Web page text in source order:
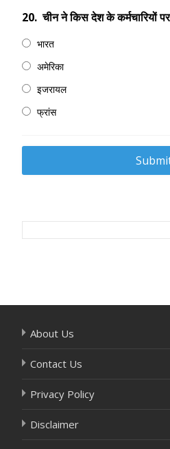
20. चीन ने किस देश के कर्मचारियों
भारत
अमेरिका
इजरायल
फ्रांस
Post
About Us
Contact Us
Privacy Policy
Disclaimer